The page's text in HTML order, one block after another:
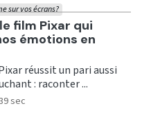
film Pixar qui
émotions en
sur vos écrans?
réussit un pari aussi
: raconter ...
sec